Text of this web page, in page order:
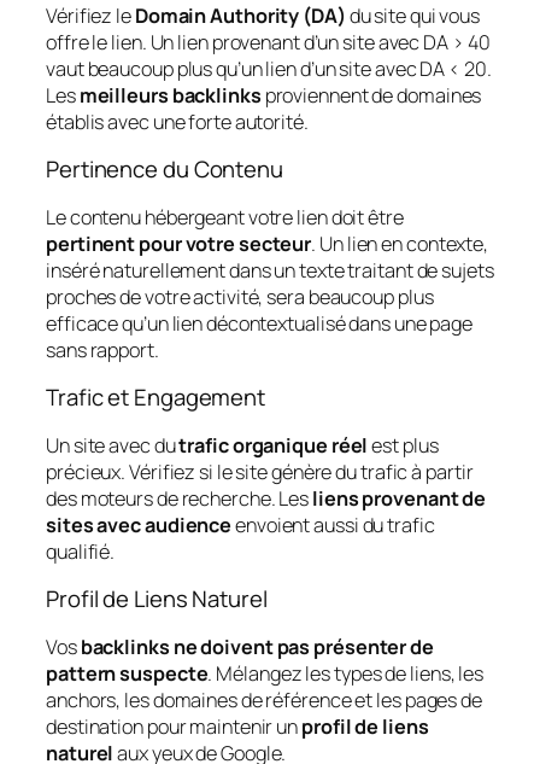
Vérifiez leDomain Authority (DA) du site qui vous
offre le lien. Un lien provenant d’un site avec DA > 40
vaut beaucoup plus qu’un lien d’un site avec DA < 20.
Lesmeilleurs backlinks proviennent de domaines
établis avec une forte autorité.
Pertinence du Contenu
Le contenu hébergeant votre lien doit être
pertinent pour votre secteur. Un lien en contexte,
inséré naturellement dans un texte traitant de sujets
proches de votre activité, sera beaucoup plus
efficace qu’un lien décontextualisé dans une page
sans rapport.
Trafic et Engagement
Un site avec dutrafic organique réelest plus
précieux. Vérifiez si le site génère du trafic à partir
des moteurs de recherche. Lesliens provenant de
sites avec audienceenvoient aussi du trafic
qualifié.
Profil de Liens Naturel
Vosbacklinks ne doivent pas présenter de
pattern suspecte. Mélangez les types de liens, les
anchors, les domaines de référence et les pages de
destination pour maintenir unprofil de liens
naturelaux yeux de Google.